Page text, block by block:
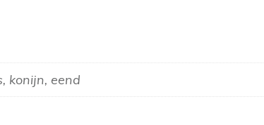
konijn, eend